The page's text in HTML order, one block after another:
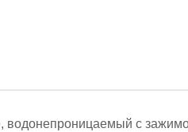
водонепроницаемый с